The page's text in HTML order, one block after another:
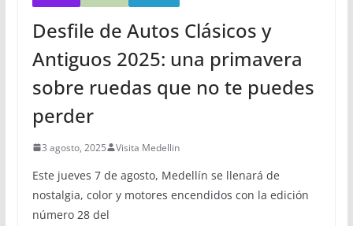
Desfile de Autos Clásicos y
Antiguos 2025: una primavera
sobre ruedas que no te puedes
perder
3 agosto, 2025 Visita Medellin
Este jueves 7 de agosto, Medellín se llenará de
nostalgia, color y motores encendidos con la edición
número 28 del